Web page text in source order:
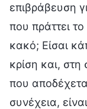
επιβράβευση
που πράττει
κακό; Είσαι
κρίση και,
που
συνέχεια,